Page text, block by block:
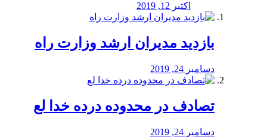
اکتبر 12, 2019
بازدید مدیران ارشد وزارت راه
دسامبر 24, 2019
تصادف در محدوده درده خدا لع
دسامبر 24, 2019